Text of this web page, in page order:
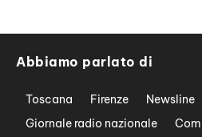
Abbiamo parlato di
Toscana Firenze Newsline
Giornale radio nazionale